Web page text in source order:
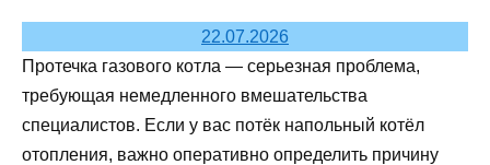
22.07.2026
Протечка газового котла — серьезная проблема,
требующая немедленного вмешательства
специалистов. Если у вас потёк напольный котёл
отопления, важно оперативно определить причину